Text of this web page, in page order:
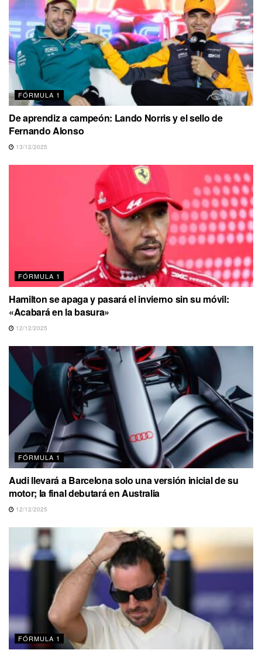
FÓRMULA 1
De aprendiz a campeón: Lando Norris y el sello de
Fernando Alonso
13/12/2025
FÓRMULA 1
Hamilton se apaga y pasará el invierno sin su móvil:
«Acabará en la basura»
12/12/2025
FÓRMULA 1
Audi llevará a Barcelona solo una versión inicial de su
motor; la final debutará en Australia
12/12/2025
FÓRMULA 1